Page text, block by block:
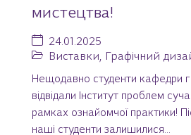
мистецтва!
24.01.2025
Виставки
Графічний
Нещодавно студенти кафедри
відвідали Інститут проблем
рамках ознайомчої практики!
наші студенти залишилися...